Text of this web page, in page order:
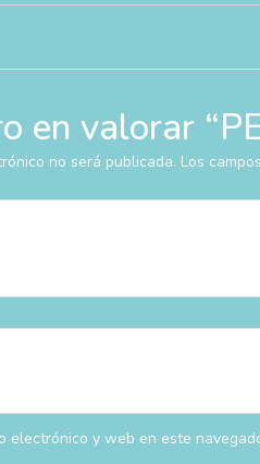
en valorar
no será publicada. Los
electrónico y web en este